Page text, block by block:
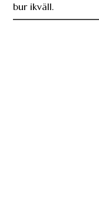
bur ikväll.